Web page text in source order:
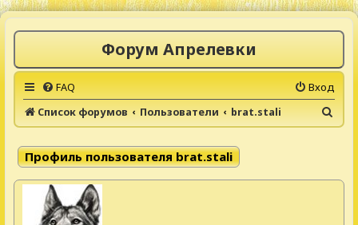
Форум Апрелевки
FAQ
Вход
Список форумов
Пользователи brat.stali
о
Профиль пользователя brat.stali